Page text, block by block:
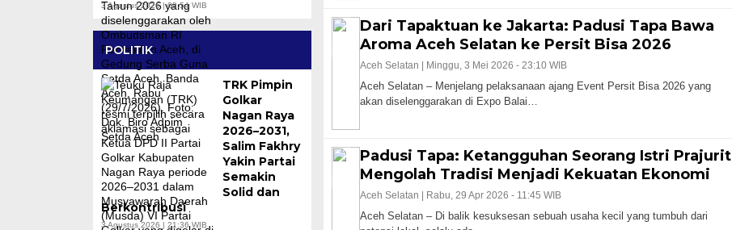
3 Agustus 2026 | 09:54 WIB
POLITIK
TRK Pimpin
Golkar
Nagan Raya
2026–2031,
Salim Fakhry
Yakin Partai
Semakin
Solid dan
Berkontribusi
3 Agustus 2026 | 21:36 WIB
Dari Tapaktuan ke Jakarta: Padusi Tapa Bawa
Aroma Aceh Selatan ke Persit Bisa 2026
Aceh Selatan | Minggu, 3 Mei 2026 - 23:10 WIB
Aceh Selatan – Menjelang pelaksanaan ajang Event Persit Bisa 2026 yang
akan diselenggarakan di Expo Balai…
Padusi Tapa: Ketangguhan Seorang Istri Prajurit
Mengolah Tradisi Menjadi Kekuatan Ekonomi
Aceh Selatan | Rabu, 29 Apr 2026 - 11:45 WIB
Aceh Selatan – Di balik kesuksesan sebuah usaha kecil yang tumbuh dari